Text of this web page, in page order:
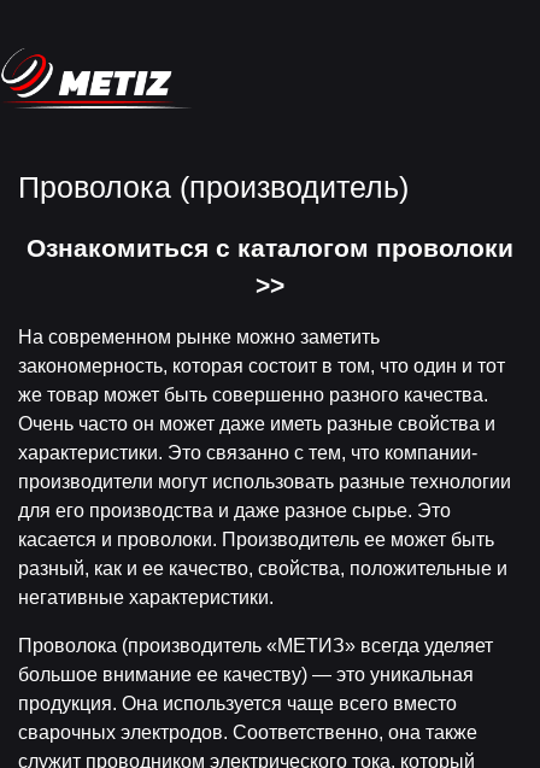
Проволока (производитель)
Ознакомиться с каталогом проволоки
>>
На современном рынке можно заметить
закономерность, которая состоит в том, что один и тот
же товар может быть совершенно разного качества.
Очень часто он может даже иметь разные свойства и
характеристики. Это связанно с тем, что компании-
производители могут использовать разные технологии
для его производства и даже разное сырье. Это
касается и проволоки. Производитель ее может быть
разный, как и ее качество, свойства, положительные и
негативные характеристики.
Проволока (производитель «МЕТИЗ» всегда уделяет
большое внимание ее качеству) — это уникальная
продукция. Она используется чаще всего вместо
сварочных электродов. Соответственно, она также
служит проводником электрического тока, который